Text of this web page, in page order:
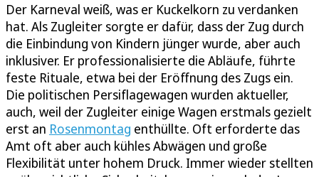
Der Karneval weiß, was er Kuckelkorn zu verdanken
hat. Als Zugleiter sorgte er dafür, dass der Zug durch
die Einbindung von Kindern jünger wurde, aber auch
inklusiver. Er professionalisierte die Abläufe, führte
feste Rituale, etwa bei der Eröffnung des Zugs ein.
Die politischen Persiflagewagen wurden aktueller,
auch, weil der Zugleiter einige Wagen erstmals gezielt
erst an Rosenmontag enthüllte. Oft erforderte das
Amt oft aber auch kühles Abwägen und große
Flexibilität unter hohem Druck. Immer wieder stellten